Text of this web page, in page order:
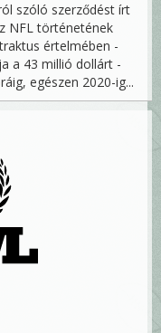
szóló szerződést írt
NFL történetének
értelmében -
a 43 millió dollárt -
egészen 2020-ig...